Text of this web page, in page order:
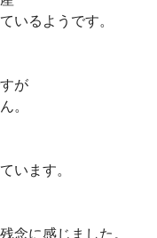
いるようです。
が
。
います。
念に感じました。